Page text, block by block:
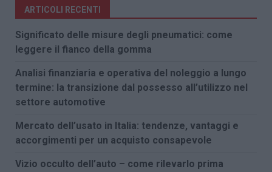
ARTICOLI RECENTI
Significato delle misure degli pneumatici: come
leggere il fianco della gomma
Analisi finanziaria e operativa del noleggio a lungo
termine: la transizione dal possesso all’utilizzo nel
settore automotive
Mercato dell’usato in Italia: tendenze, vantaggi e
accorgimenti per un acquisto consapevole
Vizio occulto dell’auto – come rilevarlo prima